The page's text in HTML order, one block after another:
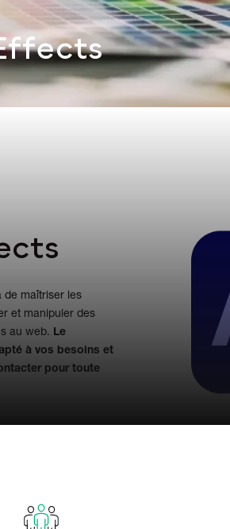
de maîtriser les
et manipuler des
au web. Le
à vos besoins et
pour toute